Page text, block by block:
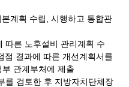
계획 수립 ,시행하고 통합관
따른 노후설비 관리계획 수
점 결과에 따른 개선계획서를
관계부처에 제출
를 검토한 후 지방자치단체장